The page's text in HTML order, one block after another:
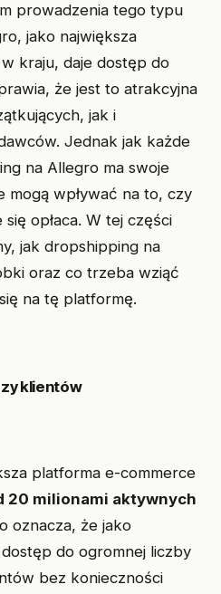
prowadzenia tego typu
jako największa
kraju, daje dostęp do
że jest to atrakcyjna
jak i
Jednak jak każde
na Allegro ma swoje
mogą wpływać na to, czy
opłaca. W tej części
jak dropshipping na
oraz co trzeba wziąć
na tę platformę.
klientów
platforma e-commerce
20 milionami aktywnych
oznacza, że jako
do ogromnej liczby
bez konieczności